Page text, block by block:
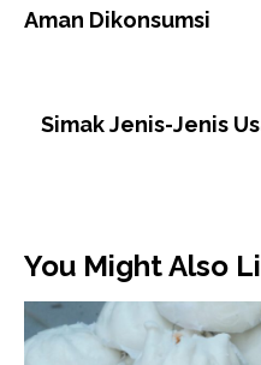
Aman Dikonsumsi
Simak Jenis-Jenis
You Might Also